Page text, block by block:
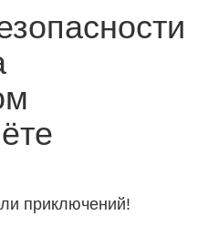
приключений!